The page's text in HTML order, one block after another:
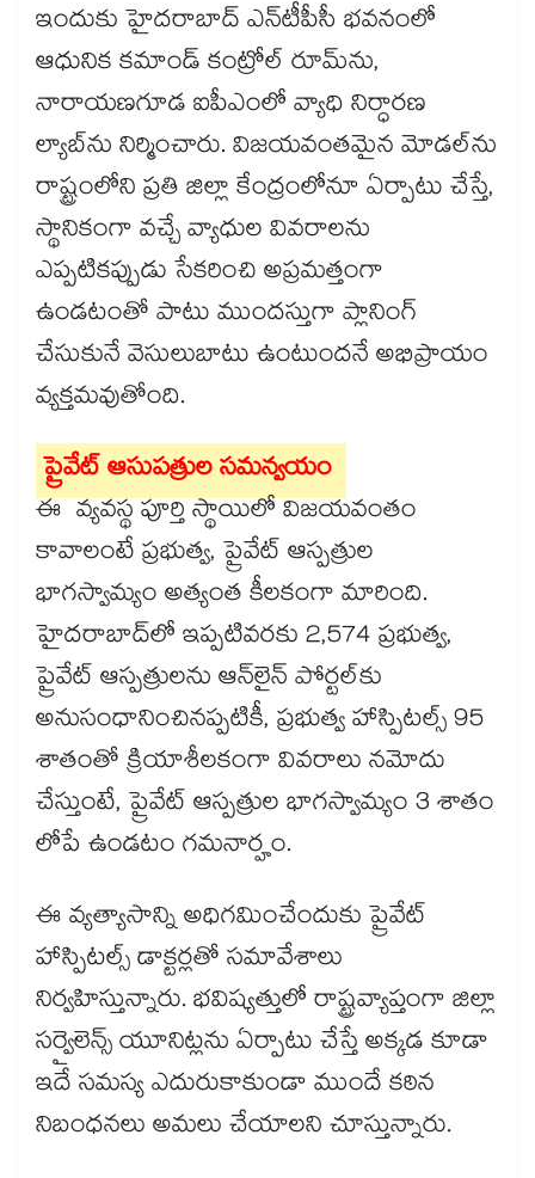
ఇందుకు హైదరాబాద్ ఎన్‌‌‌‌‌‌‌‌టీపీసీ భవనంలో
ఆధునిక కమాండ్ కంట్రోల్ రూమ్‌‌‌‌‌‌‌‌ను,
నారాయణగూడ ఐపీఎంలో వ్యాధి నిర్ధారణ
ల్యాబ్‌‌‌‌‌‌‌‌ను నిర్మించారు. విజయవంతమైన మోడల్‌‌‌‌‌‌‌‌ను
రాష్ట్రంలోని ప్రతి జిల్లా కేంద్రంలోనూ ఏర్పాటు చేస్తే,
స్థానికంగా వచ్చే వ్యాధుల వివరాలను
ఎప్పటికప్పుడు సేకరించి అప్రమత్తంగా
ఉండటంతో పాటు ముందస్తుగా ప్లానింగ్​
చేసుకునే వెసులుబాటు ఉంటుందనే అభిప్రాయం
వ్యక్తమవుతోంది.
ప్రైవేట్ ఆసుపత్రుల సమన్వయం
ఈ వ్యవస్థ పూర్తి స్థాయిలో విజయవంతం
కావాలంటే ప్రభుత్వ, ప్రైవేట్ ఆస్పత్రుల
భాగస్వామ్యం అత్యంత కీలకంగా మారింది.
హైదరాబాద్‌‌‌‌‌‌‌‌లో ఇప్పటివరకు 2,574 ప్రభుత్వ,
ప్రైవేట్ ఆస్పత్రులను ఆన్‌‌‌‌‌‌‌‌లైన్ పోర్టల్‌‌‌‌‌‌‌‌కు
అనుసంధానించినప్పటికీ, ప్రభుత్వ హాస్పిటల్స్‌‌‌‌‌‌‌‌ 95
శాతంతో క్రియాశీలకంగా వివరాలు నమోదు
చేస్తుంటే, ప్రైవేట్ ఆస్పత్రుల భాగస్వామ్యం 3 శాతం
లోపే ఉండటం గమనార్హం.
ఈ వ్యత్యాసాన్ని అధిగమించేందుకు ప్రైవేట్
హాస్పిటల్స్‌‌‌‌‌‌‌‌ డాక్టర్లతో సమావేశాలు
నిర్వహిస్తున్నారు. భవిష్యత్తులో రాష్ట్రవ్యాప్తంగా జిల్లా
సర్వైలెన్స్ యూనిట్లను ఏర్పాటు చేస్తే అక్కడ కూడా
ఇదే సమస్య ఎదురుకాకుండా ముందే కఠిన
నిబంధనలు అమలు చేయాలని చూస్తున్నారు.